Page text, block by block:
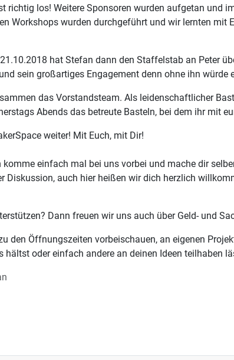
richtig los! Weitere Sponsoren wurden aufgetan
Workshops wurden durchgeführt und wir lernten
hat Stefan dann den Staffelstab an Peter
sein großartiges Engagement denn ohne ihn würde
das Vorstandsteam. Als leidenschaftlicher
Abends das betreute Basteln, bei dem ihr mit
weiter! Mit Euch, mit Dir!
einfach mal bei uns vorbei und mache dir
Diskussion, auch hier heißen wir dich herzlich
Dann freuen wir uns auch über Geld- und
den Öffnungszeiten vorbeischauen, an eigenen
hältst oder einfach andere an deinen Ideen teilhaben